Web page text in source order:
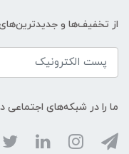
از تخفیف‌ها و
ما را در شبکه‌های اجتماعی